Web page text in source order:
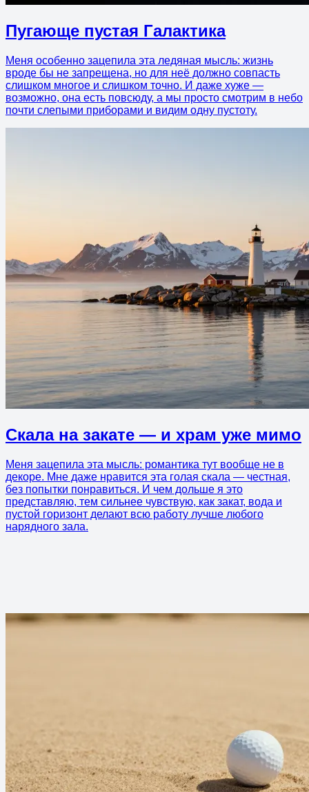
Пугающе пустая Галактика
Меня особенно зацепила эта ледяная мысль: жизнь
вроде бы не запрещена, но для неё должно совпасть
слишком многое и слишком точно. И даже хуже —
возможно, она есть повсюду, а мы просто смотрим в небо
почти слепыми приборами и видим одну пустоту.
Скала на закате — и храм уже мимо
Меня зацепила эта мысль: романтика тут вообще не в
декоре. Мне даже нравится эта голая скала — честная,
без попытки понравиться. И чем дольше я это
представляю, тем сильнее чувствую, как закат, вода и
пустой горизонт делают всю работу лучше любого
нарядного зала.